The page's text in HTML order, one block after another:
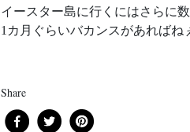
イースター島に行くにはさらに
1カ月ぐらいバカンスがあればね
Share